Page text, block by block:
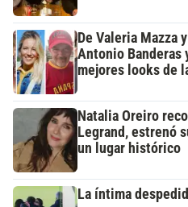
De Valeria Mazza
Antonio Banderas
mejores looks de
Natalia Oreiro
Legrand, estrenó
un lugar histórico
La íntima